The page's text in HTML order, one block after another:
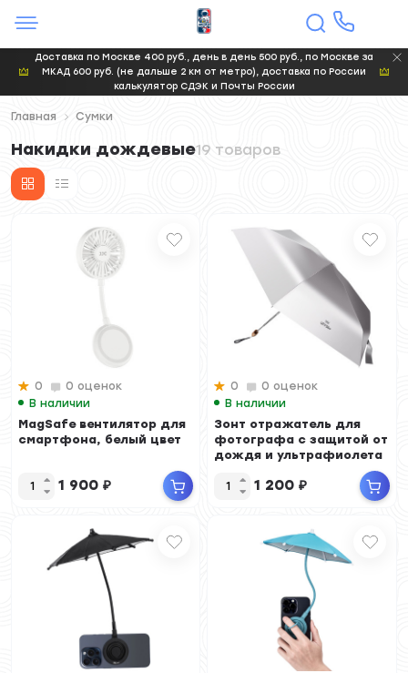
Доставка по Москве 400 руб., день в день 500 руб., по Москве за
МКАД 600 руб. (не дальше 2 км от метро), доставка по России
калькулятор СДЭК и Почты России
Главная Сумки
Накидки дождевые19 товаров
0
0 оценок
В наличии
MagSafe вентилятор для
смартфона, белый цвет
1 900 ₽
0
0 оценок
В наличии
Зонт отражатель для
фотографа с защитой от
дождя и ультрафиолета
1 200 ₽